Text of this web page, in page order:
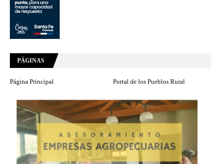
PÁGINAS
Página Principal Portal de los Pueblos Rural